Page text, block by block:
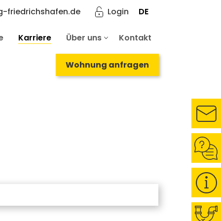
friedrichshafen.de Login DE
Karriere Über uns Kontakt
Wohnung anfragen